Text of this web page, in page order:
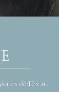
dédiés au